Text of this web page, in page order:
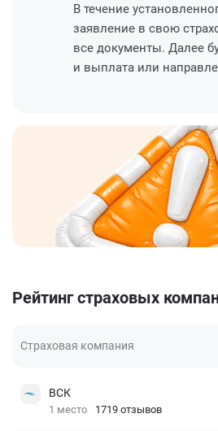
В течение
заявление в свою
все документы. Далее
и выплата или
Рейтинг страховых
Страховая компания
ВСК
1 место 1719 отзывов